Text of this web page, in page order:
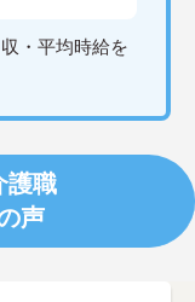
・平均時給を
護職
声